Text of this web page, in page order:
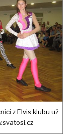
z Elvis klubu už